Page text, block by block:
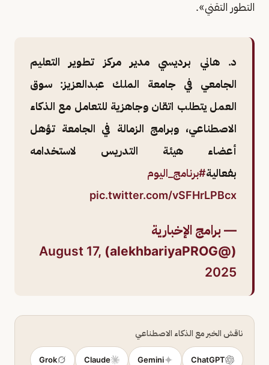
التطور التقني».
د. هاني برديسي مدير مركز تطوير التعليم
الجامعي في جامعة الملك عبدالعزيز: سوق
العمل يتطلب اتقان وجاهزية للتعامل مع الذكاء
الاصطناعي، وبرامج الزمالة في الجامعة تؤهل
أعضاء هيئة التدريس لاستخدامه
بفعالية#برنامج_اليوم
pic.twitter.com/vSFHrLPBcx
— برامج الإخبارية
(@alekhbariyaPROG)
August 17,
2025
ناقش الخبر مع الذكاء الاصطناعي
ChatGPT
Gemini
Claude
Grok